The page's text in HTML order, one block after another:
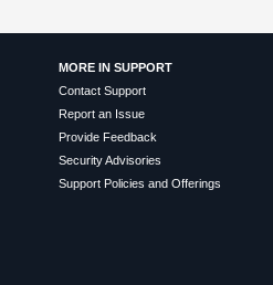
MORE IN SUPPORT
Contact Support
Report an Issue
Provide Feedback
Security Advisories
Support Policies and Offerings